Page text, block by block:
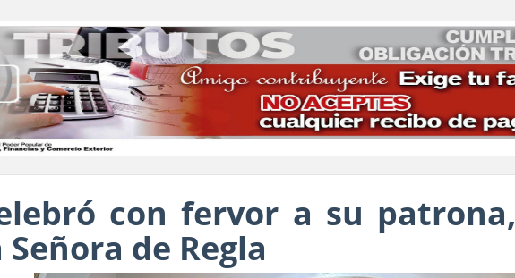
con fervor a su patrona,
de Regla